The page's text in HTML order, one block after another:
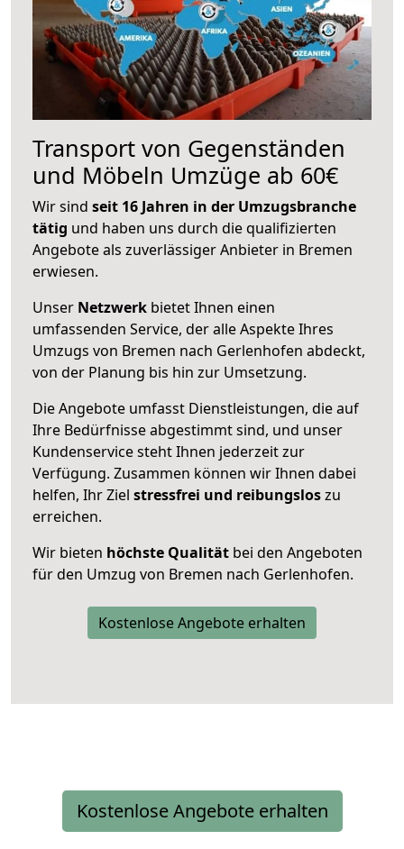
Transport von Gegenständen
und Möbeln Umzüge ab 60€
Wir sind seit 16 Jahren in der Umzugsbranche
tätig und haben uns durch die qualifizierten
Angebote als zuverlässiger Anbieter in Bremen
erwiesen.
Unser Netzwerk bietet Ihnen einen
umfassenden Service, der alle Aspekte Ihres
Umzugs von Bremen nach Gerlenhofen abdeckt,
von der Planung bis hin zur Umsetzung.
Die Angebote umfasst Dienstleistungen, die auf
Ihre Bedürfnisse abgestimmt sind, und unser
Kundenservice steht Ihnen jederzeit zur
Verfügung. Zusammen können wir Ihnen dabei
helfen, Ihr Ziel stressfrei und reibungsloszu
erreichen.
Wir bieten höchste Qualität bei den Angeboten
für den Umzug von Bremen nach Gerlenhofen.
Kostenlose Angebote erhalten
Kostenlose Angebote erhalten